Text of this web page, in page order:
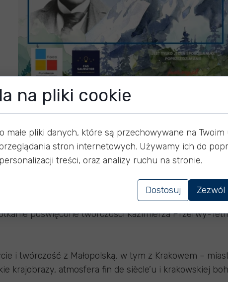
Przerwa - Tetmajer
na zajęciach Literacki Kraków!
poświęcone twórczości Kazimierza Przerwy-
i twórczość z Małopolską, w tym z Krakowem –
krajobrazy, atmosfera fin de siècle’u i krakowskiej
na pliki cookie
małe pliki danych, które są przechowywane na
stron internetowych. Używamy ich do
treści, oraz analizy ruchu na stronie.
Dostosuj